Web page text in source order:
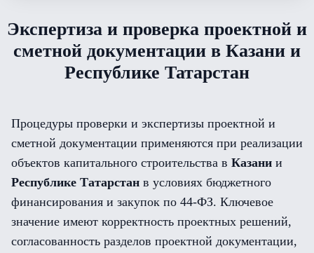
Экспертиза и проверка проектной и
сметной документации в Казани и
Республике Татарстан
Процедуры проверки и экспертизы проектной и
сметной документации применяются при реализации
объектов капитального строительства в Казани и
Республике Татарстан в условиях бюджетного
финансирования и закупок по 44-ФЗ. Ключевое
значение имеют корректность проектных решений,
согласованность разделов проектной документации,